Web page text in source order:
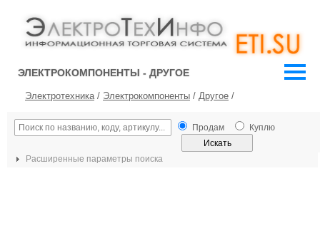
ЭЛЕКТРОКОМПОНЕНТЫ - ДРУГОЕ
Электротехника/ Электрокомпоненты / Другое /
Продам Куплю
Расширенные параметры поиска